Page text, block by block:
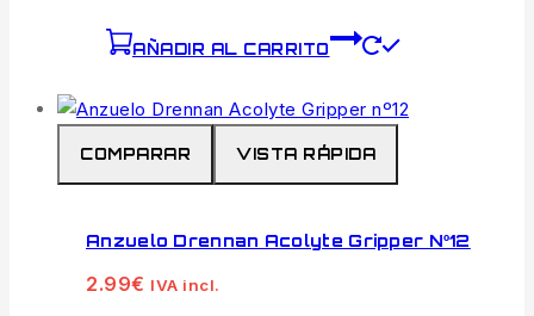
AÑADIR AL CARRITO
COMPARAR VISTA RÁPIDA
Anzuelo Drennan Acolyte Gripper Nº12
2.99€ IVA incl.